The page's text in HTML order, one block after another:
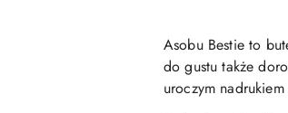
Asobu Bestie to
do gustu także
uroczym